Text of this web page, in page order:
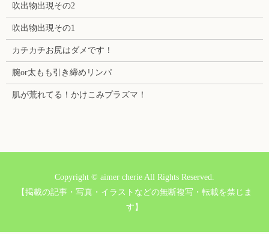
吹出物出現その2
吹出物出現その1
カチカチお尻はダメです！
腕or太もも引き締めリンパ
肌が荒れてる！かけこみプラズマ！
Copyright © aimer cherie All Rights Reserved.
【掲載の記事・写真・イラストなどの無断複写・転載を禁じま
す】